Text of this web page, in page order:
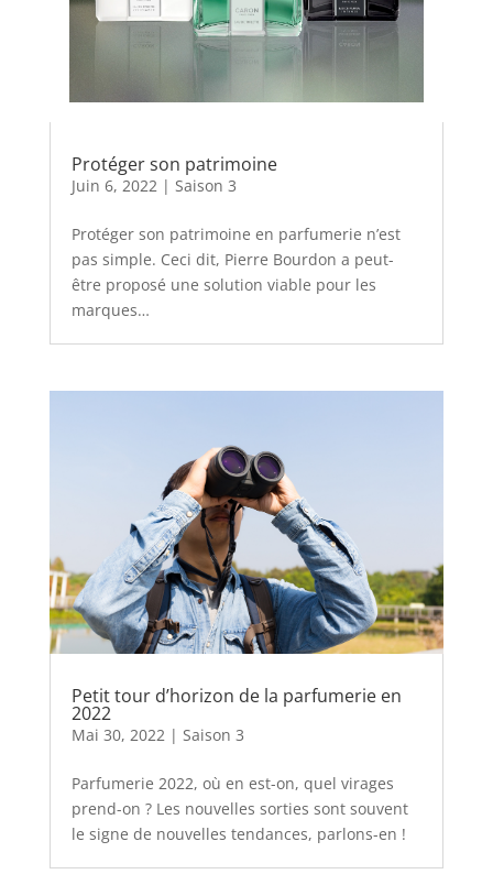
Protéger son patrimoine
Juin 6, 2022| Saison 3
Protéger son patrimoine en parfumerie n’est
pas simple. Ceci dit, Pierre Bourdon a peut-
être proposé une solution viable pour les
marques…
Petit tour d’horizon de la parfumerie en
2022
Mai 30, 2022 | Saison 3
Parfumerie 2022, où en est-on, quel virages
prend-on ? Les nouvelles sorties sont souvent
le signe de nouvelles tendances, parlons-en !